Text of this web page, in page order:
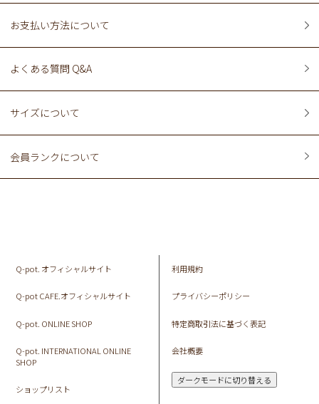
お支払い方法について
よくある質問 Q&A
サイズについて
会員ランクについて
Q-pot. オフィシャルサイト
Q-pot CAFE.オフィシャルサイト
Q-pot. ONLINE SHOP
Q-pot. INTERNATIONAL ONLINE
SHOP
ショップリスト
利用規約
プライバシーポリシー
特定商取引法に基づく表記
会社概要
ダークモードに切り替える